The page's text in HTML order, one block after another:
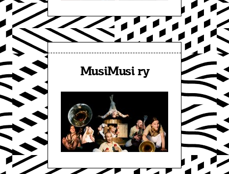
MusiMusi ry